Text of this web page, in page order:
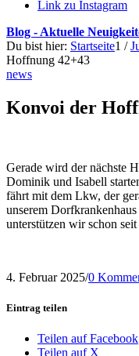
Link zu Instagram
Blog - Aktuelle
Du bist hier: Startseite1 /
Hoffnung 42+43
news
Konvoi der
Gerade wird der nächste
Dominik und Isabell
fährt mit dem Lkw, der
unserem
unterstützen wir schon
4. Februar 2025/0
Eintrag teilen
Teilen auf Facebook
Teilen auf X